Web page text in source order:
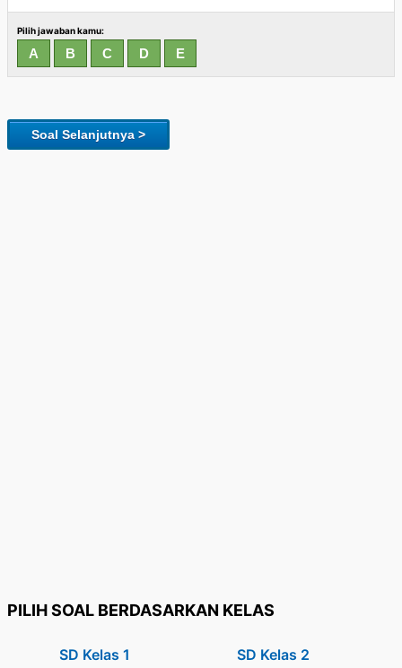
Pilih jawaban kamu:
Soal Selanjutnya >
PILIH SOAL BERDASARKAN KELAS
SD Kelas 1 SD Kelas 2